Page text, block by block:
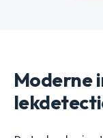
Moderne